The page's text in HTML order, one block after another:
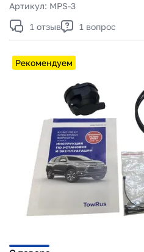
Артикул: MPS-3
1 отзыв
1 вопрос
Рекомендуем